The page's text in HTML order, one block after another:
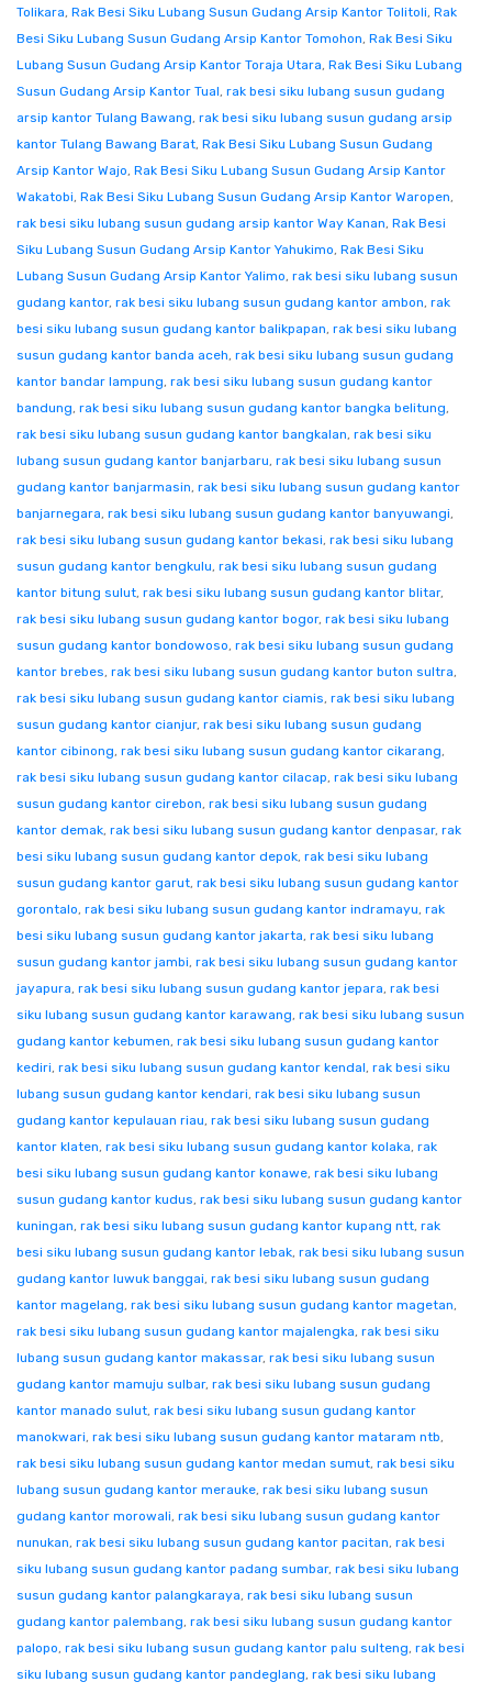
Tolikara, Rak Besi Siku Lubang Susun Gudang Arsip Kantor Tolitoli, Rak
Besi Siku Lubang Susun Gudang Arsip Kantor Tomohon, Rak Besi Siku
Lubang Susun Gudang Arsip Kantor Toraja Utara, Rak Besi Siku Lubang
Susun Gudang Arsip Kantor Tual, rak besi siku lubang susun gudang
arsip kantor Tulang Bawang, rak besi siku lubang susun gudang arsip
kantor Tulang Bawang Barat, Rak Besi Siku Lubang Susun Gudang
Arsip Kantor Wajo, Rak Besi Siku Lubang Susun Gudang Arsip Kantor
Wakatobi, Rak Besi Siku Lubang Susun Gudang Arsip Kantor Waropen,
rak besi siku lubang susun gudang arsip kantor Way Kanan, Rak Besi
Siku Lubang Susun Gudang Arsip Kantor Yahukimo, Rak Besi Siku
Lubang Susun Gudang Arsip Kantor Yalimo, rak besi siku lubang susun
gudang kantor, rak besi siku lubang susun gudang kantor ambon, rak
besi siku lubang susun gudang kantor balikpapan, rak besi siku lubang
susun gudang kantor banda aceh, rak besi siku lubang susun gudang
kantor bandar lampung, rak besi siku lubang susun gudang kantor
bandung, rak besi siku lubang susun gudang kantor bangka belitung,
rak besi siku lubang susun gudang kantor bangkalan, rak besi siku
lubang susun gudang kantor banjarbaru, rak besi siku lubang susun
gudang kantor banjarmasin, rak besi siku lubang susun gudang kantor
banjarnegara, rak besi siku lubang susun gudang kantor banyuwangi,
rak besi siku lubang susun gudang kantor bekasi, rak besi siku lubang
susun gudang kantor bengkulu, rak besi siku lubang susun gudang
kantor bitung sulut, rak besi siku lubang susun gudang kantor blitar,
rak besi siku lubang susun gudang kantor bogor, rak besi siku lubang
susun gudang kantor bondowoso, rak besi siku lubang susun gudang
kantor brebes, rak besi siku lubang susun gudang kantor buton sultra,
rak besi siku lubang susun gudang kantor ciamis, rak besi siku lubang
susun gudang kantor cianjur, rak besi siku lubang susun gudang
kantor cibinong, rak besi siku lubang susun gudang kantor cikarang,
rak besi siku lubang susun gudang kantor cilacap, rak besi siku lubang
susun gudang kantor cirebon, rak besi siku lubang susun gudang
kantor demak, rak besi siku lubang susun gudang kantor denpasar, rak
besi siku lubang susun gudang kantor depok, rak besi siku lubang
susun gudang kantor garut, rak besi siku lubang susun gudang kantor
gorontalo, rak besi siku lubang susun gudang kantor indramayu, rak
besi siku lubang susun gudang kantor jakarta, rak besi siku lubang
susun gudang kantor jambi, rak besi siku lubang susun gudang kantor
jayapura, rak besi siku lubang susun gudang kantor jepara, rak besi
siku lubang susun gudang kantor karawang, rak besi siku lubang susun
gudang kantor kebumen, rak besi siku lubang susun gudang kantor
kediri, rak besi siku lubang susun gudang kantor kendal, rak besi siku
lubang susun gudang kantor kendari, rak besi siku lubang susun
gudang kantor kepulauan riau, rak besi siku lubang susun gudang
kantor klaten, rak besi siku lubang susun gudang kantor kolaka, rak
besi siku lubang susun gudang kantor konawe, rak besi siku lubang
susun gudang kantor kudus, rak besi siku lubang susun gudang kantor
kuningan, rak besi siku lubang susun gudang kantor kupang ntt, rak
besi siku lubang susun gudang kantor lebak, rak besi siku lubang susun
gudang kantor luwuk banggai, rak besi siku lubang susun gudang
kantor magelang, rak besi siku lubang susun gudang kantor magetan,
rak besi siku lubang susun gudang kantor majalengka, rak besi siku
lubang susun gudang kantor makassar, rak besi siku lubang susun
gudang kantor mamuju sulbar, rak besi siku lubang susun gudang
kantor manado sulut, rak besi siku lubang susun gudang kantor
manokwari, rak besi siku lubang susun gudang kantor mataram ntb,
rak besi siku lubang susun gudang kantor medan sumut, rak besi siku
lubang susun gudang kantor merauke, rak besi siku lubang susun
gudang kantor morowali, rak besi siku lubang susun gudang kantor
nunukan, rak besi siku lubang susun gudang kantor pacitan, rak besi
siku lubang susun gudang kantor padang sumbar, rak besi siku lubang
susun gudang kantor palangkaraya, rak besi siku lubang susun
gudang kantor palembang, rak besi siku lubang susun gudang kantor
palopo, rak besi siku lubang susun gudang kantor palu sulteng, rak besi
siku lubang susun gudang kantor pandeglang, rak besi siku lubang